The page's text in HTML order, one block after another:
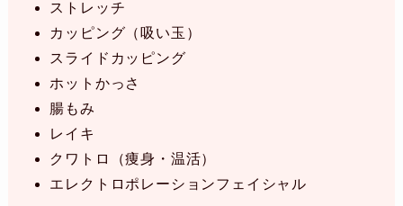
ストレッチ
カッピング（吸い玉）
スライドカッピング
ホットかっさ
腸もみ
レイキ
クワトロ（痩身・温活）
エレクトロポレーションフェイシャル